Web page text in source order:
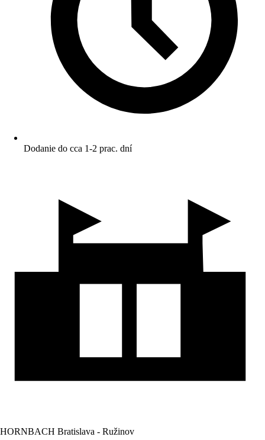
Dodanie do cca 1-2 prac. dní
HORNBACH Bratislava - Ružinov